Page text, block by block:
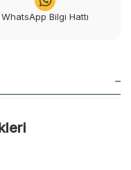
WhatsApp Bilgi Hattı